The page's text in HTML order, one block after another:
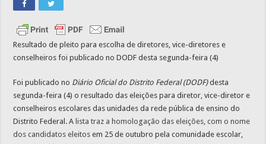
Resultado de pleito para escolha de diretores, vice-diretores e
conselheiros foi publicado no DODF desta segunda-feira (4)
Foi publicado no Diário Oficial do Distrito Federal (DODF)desta
segunda-feira (4) o resultado das eleições para diretor, vice-diretor e
conselheiros escolares das unidades da rede pública de ensino do
Distrito Federal. A lista traz a homologação das eleições, com o nome
dos candidatos eleitos em 25 de outubro pela comunidade escolar,